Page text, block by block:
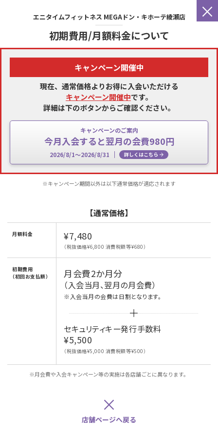
×
エニタイムフィットネス MEGAドン・キホーテ綾瀬店
初期費用/月額料金について
キャンペーン開催中
現在、通常価格よりお得に入会いただける
キャンペーン開催中です。
詳細は下のボタンからご確認ください。
キャンペーンのご案内
今月入会すると翌月の会費980円
2026/8/1～2026/8/31 詳しくはこちら
※キャンペーン期間以外は以下通常価格が適応されます
【通常価格】
月額料金 ¥7,480
（税抜価格¥6,800 消費税額等¥680）
初期費用
（初回お支払額）
月会費2か月分
（入会当月、翌月の月会費）
※入会当月の会費は日割となります。
セキュリティキー発行手数料
¥5,500
（税抜価格¥5,000 消費税額等¥500）
※月会費や入会キャンペーン等の実施は各店舗ごとに異なります。
×
店舗ページへ戻る